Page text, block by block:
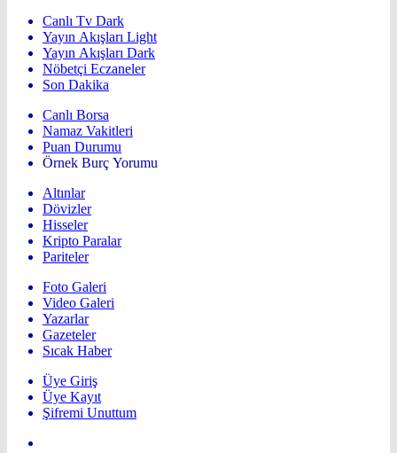
Canlı Tv Dark
Yayın Akışları Light
Yayın Akışları Dark
Nöbetçi Eczaneler
Son Dakika
Canlı Borsa
Namaz Vakitleri
Puan Durumu
Örnek Burç Yorumu
Altınlar
Dövizler
Hisseler
Kripto Paralar
Pariteler
Foto Galeri
Video Galeri
Yazarlar
Gazeteler
Sıcak Haber
Üye Giriş
Üye Kayıt
Şifremi Unuttum